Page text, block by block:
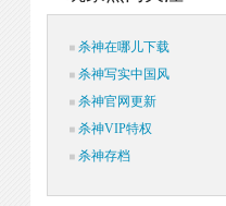
杀神在哪儿下载
杀神写实中国风
杀神官网更新
杀神VIP特权
杀神存档